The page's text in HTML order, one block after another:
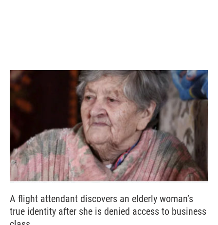
A flight attendant discovers an elderly woman’s
true identity after she is denied access to business